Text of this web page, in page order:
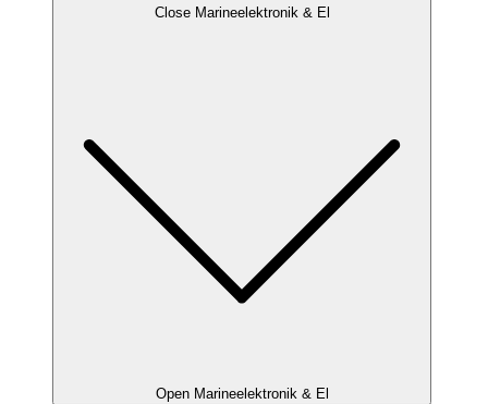
Close Marineelektronik & El
Open Marineelektronik & El